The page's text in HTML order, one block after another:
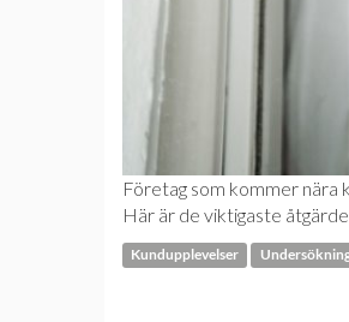
Företag som kommer nära
Här är de viktigaste
Kundupplevelser